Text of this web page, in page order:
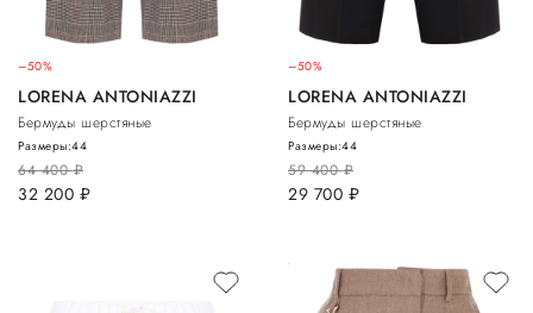
–50%
LORENA ANTONIAZZI
Бермуды шерстяные
64 400руб.
32 200 руб.
Размеры:44
–50%
LORENA ANTONIAZZI
Бермуды шерстяные
59 400руб.
29 700 руб.
Размеры:44